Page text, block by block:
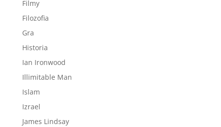
Filmy
Filozofia
Gra
Historia
Ian Ironwood
Illimitable Man
Islam
Izrael
James Lindsay